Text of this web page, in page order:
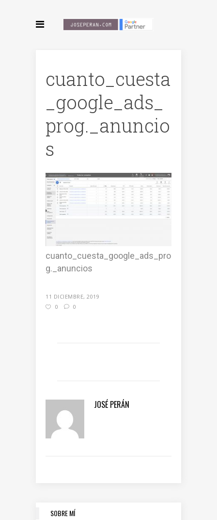
cuanto_cuesta
_google_ads_
prog._anuncio
s
cuanto_cuesta_google_ads_pro
g._anuncios
11 DICIEMBRE, 2019
0
0
JOSÉ PERÁN
SOBRE MÍ